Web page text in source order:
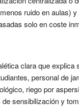
ruido en aulas)
solo en coste
clara que explica
personal de
riego por
sensibilización y